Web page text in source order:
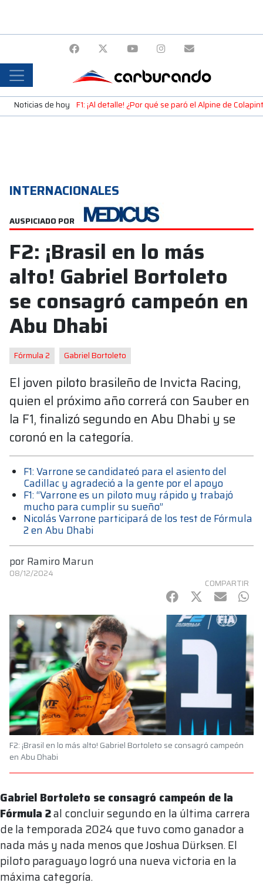
Noticias de hoy F1: ¡Al detalle! ¿Por qué se paró el Alpine de
INTERNACIONALES
AUSPICIADO POR
F2: ¡Brasil en lo más
alto! Gabriel Bortoleto
se consagró campeón en
Abu Dhabi
Fórmula 2 Gabriel Bortoleto
El joven piloto brasileño de Invicta Racing,
quien el próximo año correrá con Sauber en
la F1, finalizó segundo en Abu Dhabi y se
coronó en la categoría.
F1: Varrone se candidateó para el asiento del
Cadillac y agradeció a la gente por el apoyo
F1: “Varrone es un piloto muy rápido y trabajó
mucho para cumplir su sueño”
Nicolás Varrone participará de los test de Fórmula
2 en Abu Dhabi
por Ramiro Marun
08/12/2024
COMPARTIR
Facebook
Twitter
mail
F2: ¡Brasil en lo más alto! Gabriel Bortoleto se consagró campeón
en Abu Dhabi
Gabriel Bortoleto se consagró campeón de la
Fórmula 2al concluir segundo en la última carrera
de la temporada 2024 que tuvo como ganador a
nada más y nada menos que Joshua Dürksen. El
piloto paraguayo logró una nueva victoria en la
máxima categoría.